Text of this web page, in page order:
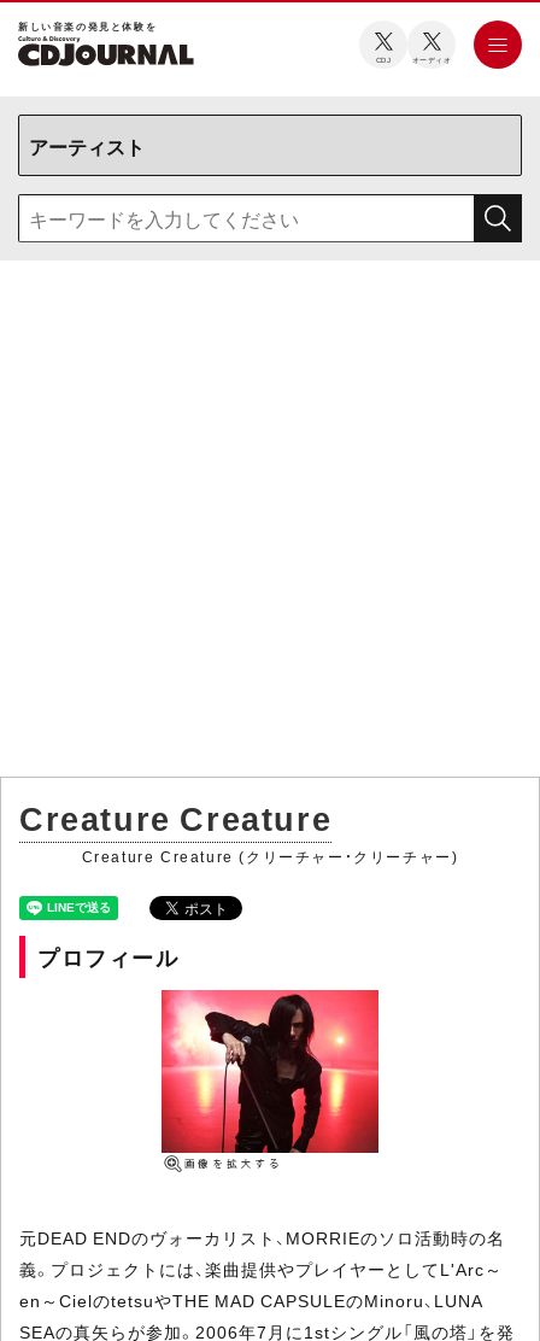
新しい⾳楽の発⾒と体験を
CDJ オーディオ
Creature Creature
Creature Creature (クリーチャー・クリーチャー)
プロフィール
元DEAD ENDのヴォーカリスト、MORRIEのソロ活動時の名
義。プロジェクトには、楽曲提供やプレイヤーとしてL'Arc～
en～CielのtetsuやTHE MAD CAPSULEのMinoru、LUNA
SEAの真矢らが参加。2006年7月に1stシングル「風の塔」を発